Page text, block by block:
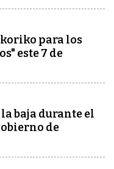
para los
este 7 de
la baja durante el
de